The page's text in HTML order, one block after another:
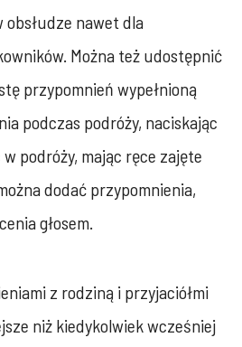
nawet dla
Można też udostępnić
przypomnień wypełnioną
podczas podróży, naciskając
podróży, mając ręce zajęte
dodać przypomnienia,
głosem.
z rodziną i przyjaciółmi
niż kiedykolwiek wcześniej